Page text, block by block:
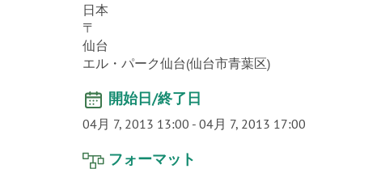
日本
〒
仙台
エル・パーク仙台(仙台市青葉区)
開始日/終了日
04月 7, 2013 13:00 - 04月 7, 2013 17:00
フォーマット